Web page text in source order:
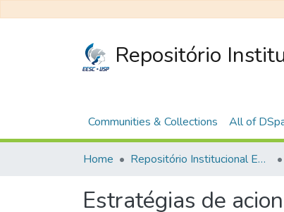
Repositório
Communities & Collections All of
Home Repositório Institucional EESC
Estratégias de